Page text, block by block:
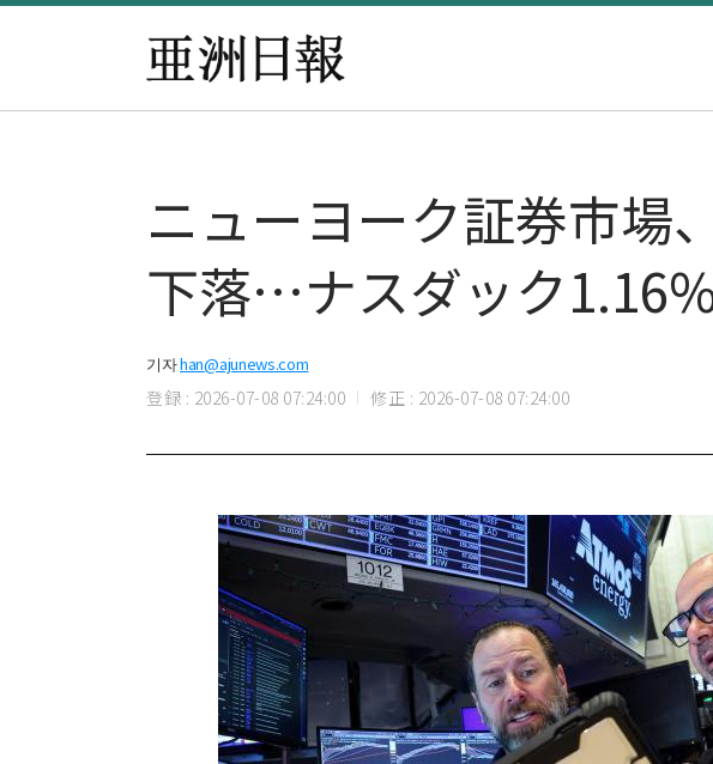
ニューヨーク証券市場
下落…ナスダック
기자han@ajunews.com
登録 : 2026-07-08 07:24:00 修正 : 2026-07-08 07:24:00